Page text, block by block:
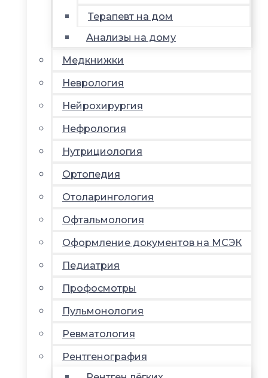
Терапевт на дом
Анализы на дому
Медкнижки
Неврология
Нейрохирургия
Нефрология
Нутрициология
Ортопедия
Отоларингология
Офтальмология
Оформление документов на МСЭК
Педиатрия
Профосмотры
Пульмонология
Ревматология
Рентгенография